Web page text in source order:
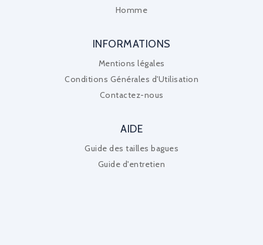
Homme
INFORMATIONS
Mentions légales
Conditions Générales d'Utilisation
Contactez-nous
AIDE
Guide des tailles bagues
Guide d'entretien